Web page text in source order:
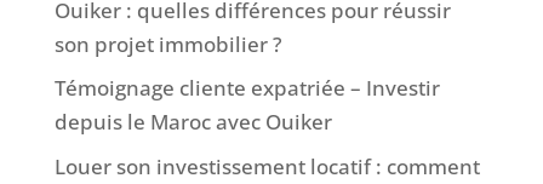
Ouiker : quelles différences pour réussir
son projet immobilier ?
Témoignage cliente expatriée – Investir
depuis le Maroc avec Ouiker
Louer son investissement locatif : comment